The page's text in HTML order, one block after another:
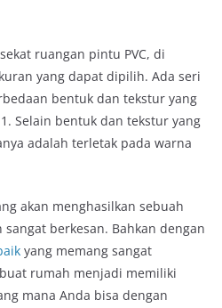
ruangan pintu PVC, di
yang dapat dipilih. Ada seri
bentuk dan tekstur yang
Selain bentuk dan tekstur yang
adalah terletak pada warna
akan menghasilkan sebuah
berkesan. Bahkan dengan
yang memang sangat
rumah menjadi memiliki
mana Anda bisa dengan